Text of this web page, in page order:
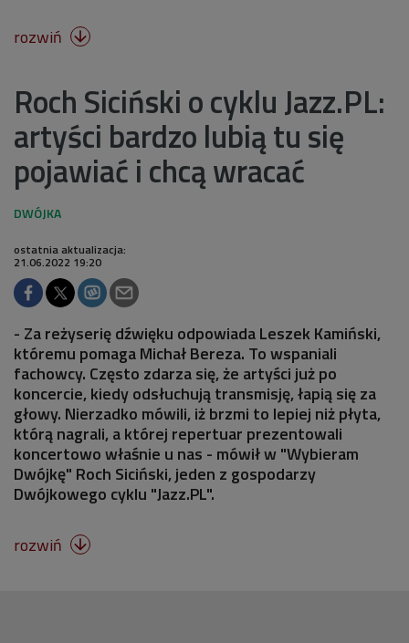
rozwiń 
Roch Siciński o cyklu Jazz.PL:
artyści bardzo lubią tu się
pojawiać i chcą wracać
ostatnia aktualizacja:
21.06.2022 19:20
- Za reżyserię dźwięku odpowiada Leszek Kamiński,
któremu pomaga Michał Bereza. To wspaniali
fachowcy. Często zdarza się, że artyści już po
koncercie, kiedy odsłuchują transmisję, łapią się za
głowy. Nierzadko mówili, iż brzmi to lepiej niż płyta,
którą nagrali, a której repertuar prezentowali
koncertowo właśnie u nas - mówił w "Wybieram
Dwójkę" Roch Siciński, jeden z gospodarzy
Dwójkowego cyklu "Jazz.PL".
rozwiń 